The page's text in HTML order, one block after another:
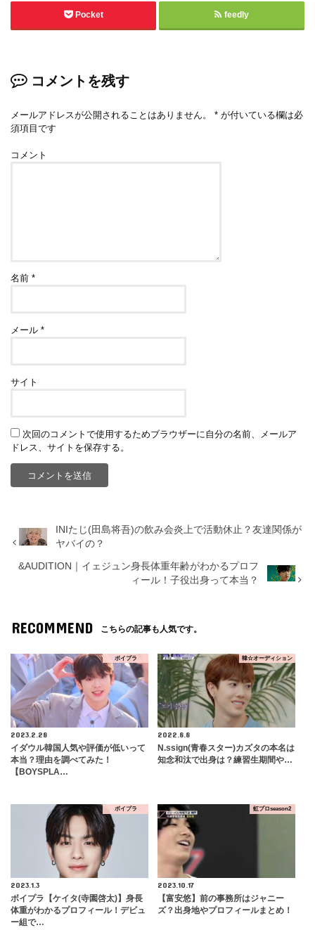
Pocket feedly
コメントを残す
メールアドレスが公開されることはありません。 * が付いている欄は必
須項目です
コメント
名前*
メール*
サイト
次回のコメントで使用するためブラウザーに自分の名前、メールア
ドレス、サイトを保存する。
INIたじ(田島将吾)の飲み会炎上で活動休止？友達関係が
ヤバイの？
&AUDITION｜イェジュン身長体重年齢がわかるプロフ
ィール！子役出身って本当？
RECOMMEND こちらの記事も人気です。
ボイプラ
2023.2.28
イダウル韓国人気や評価が低いって
本当？理由を調べてみた！
【BOYSPLA…
韓☆オーディション
2022.8.8
N.ssign(青春スター)カズタの本名は
知念和汰で出身は？練習生期間や…
ボイプラ
2023.1.3
ボイプラ【ケイタ(寺園啓太)】身長
体重がわかるプロフィール！デビュ
ー組で…
虹プロseason2
2023.10.17
【富安悠】前の事務所はジャニー
ズ？出身地やプロフィールまとめ！